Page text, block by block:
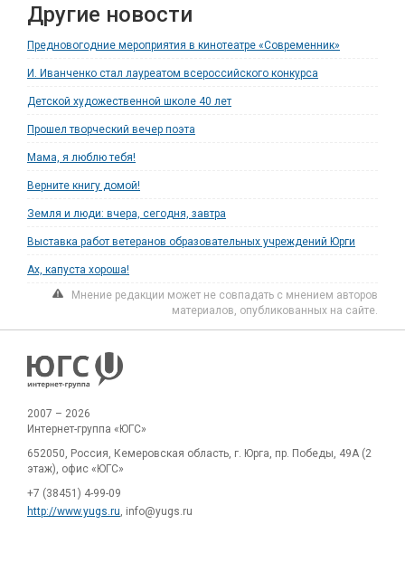
Другие новости
Предновогодние мероприятия в кинотеатре «Современник»
И. Иванченко стал лауреатом всероссийского конкурса
Детской художественной школе 40 лет
Прошел творческий вечер поэта
Мама, я люблю тебя!
Верните книгу домой!
Земля и люди: вчера, сегодня, завтра
Выставка работ ветеранов образовательных учреждений Юрги
Ах, капуста хороша!
Мнение редакции может не совпадать с мнением авторов
материалов, опубликованных на сайте.
2007 – 2026
Интернет-группа «ЮГС»
652050, Россия, Кемеровская область, г. Юрга, пр. Победы, 49А (2
этаж), офис «ЮГС»
+7 (38451) 4-99-09
http://www.yugs.ru , info@yugs.ru